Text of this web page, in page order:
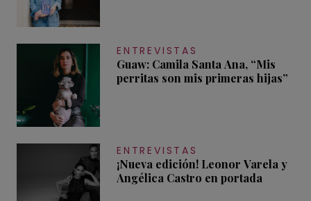
ENTREVISTAS
Guaw: Camila Santa Ana, “Mis
perritas son mis primeras hijas”
ENTREVISTAS
¡Nueva edición! Leonor Varela y
Angélica Castro en portada